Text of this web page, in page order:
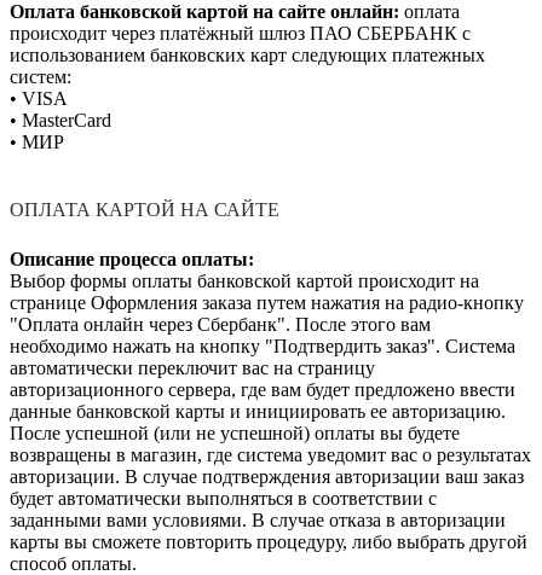
Оплата банковской картой на сайте онлайн: оплата
происходит через платёжный шлюз ПАО СБЕРБАНК с
использованием банковских карт следующих платежных
систем:
• VISA
• MasterCard
• МИР
ОПЛАТА КАРТОЙ НА САЙТЕ
Описание процесса оплаты:
Выбор формы оплаты банковской картой происходит на
странице Оформления заказа путем нажатия на радио-кнопку
"Оплата онлайн через Сбербанк". После этого вам
необходимо нажать на кнопку "Подтвердить заказ". Система
автоматически переключит вас на страницу
авторизационного сервера, где вам будет предложено ввести
данные банковской карты и инициировать ее авторизацию.
После успешной (или не успешной) оплаты вы будете
возвращены в магазин, где система уведомит вас о результатах
авторизации. В случае подтверждения авторизации ваш заказ
будет автоматически выполняться в соответствии с
заданными вами условиями. В случае отказа в авторизации
карты вы сможете повторить процедуру, либо выбрать другой
способ оплаты.